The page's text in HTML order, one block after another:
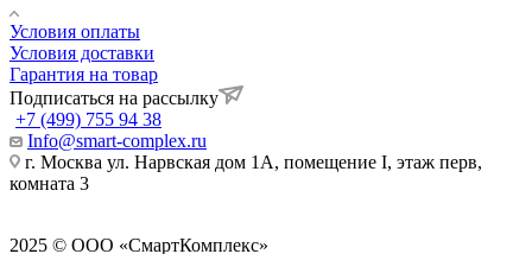
Условия оплаты
Условия доставки
Гарантия на товар
Подписаться на рассылку
+7 (499) 755 94 38
Info@smart-complex.ru
г. Москва ул. Нарвская дом 1А, помещение I, этаж перв,
комната 3
2025 © ООО «СмартКомплекс»